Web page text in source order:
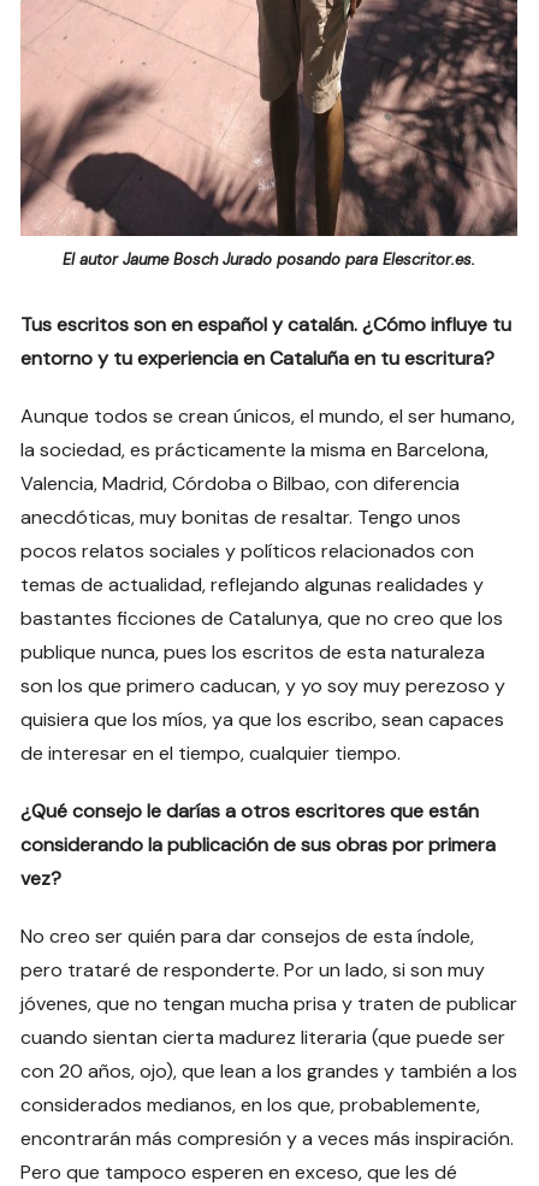
El autor Jaume Bosch Jurado posando para Elescritor.es.
Tus escritos son en español y catalán. ¿Cómo influye tu
entorno y tu experiencia en Cataluña en tu escritura?
Aunque todos se crean únicos, el mundo, el ser humano,
la sociedad, es prácticamente la misma en Barcelona,
Valencia, Madrid, Córdoba o Bilbao, con diferencia
anecdóticas, muy bonitas de resaltar. Tengo unos
pocos relatos sociales y políticos relacionados con
temas de actualidad, reflejando algunas realidades y
bastantes ficciones de Catalunya, que no creo que los
publique nunca, pues los escritos de esta naturaleza
son los que primero caducan, y yo soy muy perezoso y
quisiera que los míos, ya que los escribo, sean capaces
de interesar en el tiempo, cualquier tiempo.
¿Qué consejo le darías a otros escritores que están
considerando la publicación de sus obras por primera
vez?
No creo ser quién para dar consejos de esta índole,
pero trataré de responderte. Por un lado, si son muy
jóvenes, que no tengan mucha prisa y traten de publicar
cuando sientan cierta madurez literaria (que puede ser
con 20 años, ojo), que lean a los grandes y también a los
considerados medianos, en los que, probablemente,
encontrarán más compresión y a veces más inspiración.
Pero que tampoco esperen en exceso, que les dé